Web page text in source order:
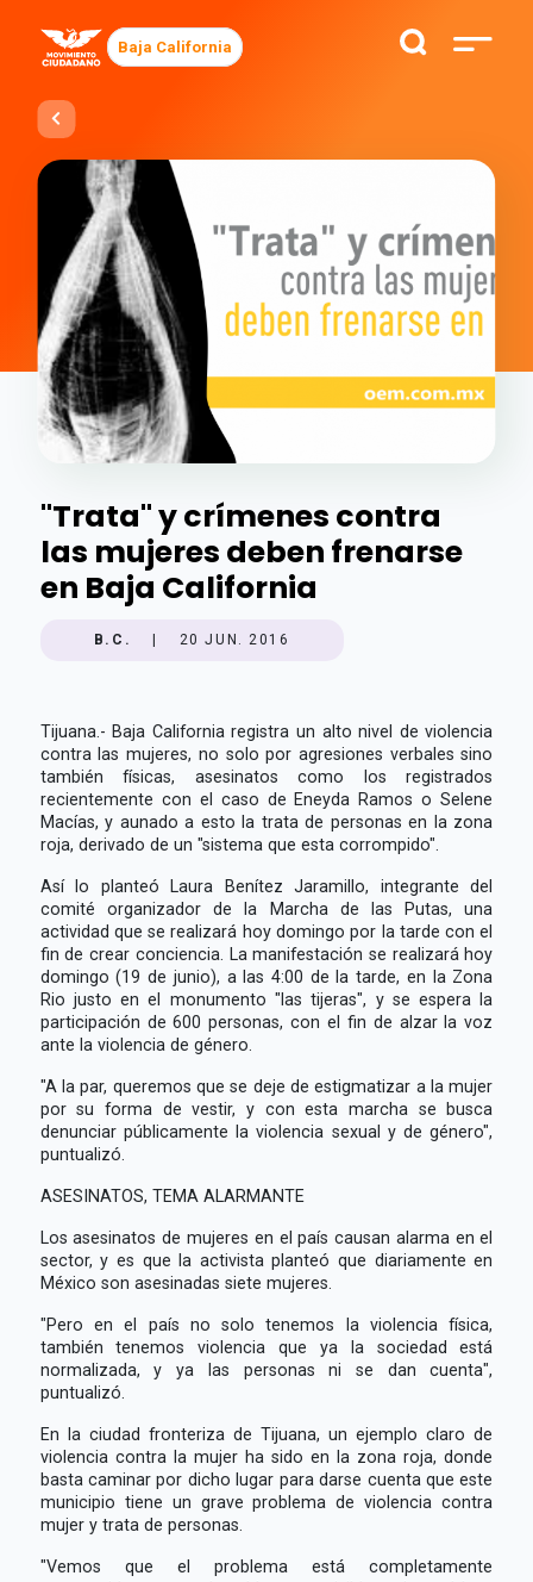
Baja California
"Trata" y crímenes contra
las mujeres deben frenarse
en Baja California
B.C. 20 JUN. 2016
Tijuana.- Baja California registra un alto nivel de violencia
contra las mujeres, no solo por agresiones verbales sino
también físicas, asesinatos como los registrados
recientemente con el caso de Eneyda Ramos o Selene
Macías, y aunado a esto la trata de personas en la zona
roja, derivado de un "sistema que esta corrompido".
Así lo planteó Laura Benítez Jaramillo, integrante del
comité organizador de la Marcha de las Putas, una
actividad que se realizará hoy domingo por la tarde con el
fin de crear conciencia. La manifestación se realizará hoy
domingo (19 de junio), a las 4:00 de la tarde, en la Zona
Rio justo en el monumento "las tijeras", y se espera la
participación de 600 personas, con el fin de alzar la voz
ante la violencia de género.
"A la par, queremos que se deje de estigmatizar a la mujer
por su forma de vestir, y con esta marcha se busca
denunciar públicamente la violencia sexual y de género",
puntualizó.
ASESINATOS, TEMA ALARMANTE
Los asesinatos de mujeres en el país causan alarma en el
sector, y es que la activista planteó que diariamente en
México son asesinadas siete mujeres.
"Pero en el país no solo tenemos la violencia física,
también tenemos violencia que ya la sociedad está
normalizada, y ya las personas ni se dan cuenta",
puntualizó.
En la ciudad fronteriza de Tijuana, un ejemplo claro de
violencia contra la mujer ha sido en la zona roja, donde
basta caminar por dicho lugar para darse cuenta que este
municipio tiene un grave problema de violencia contra
mujer y trata de personas.
"Vemos que el problema está completamente